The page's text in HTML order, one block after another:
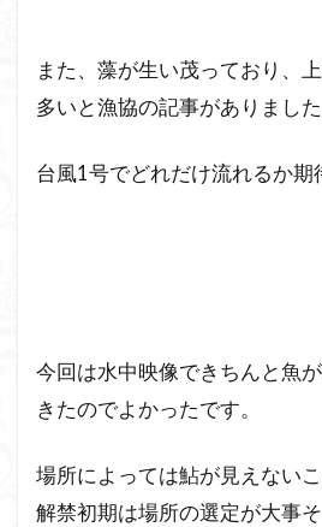
また、藻が生い茂っており、
多いと漁協の記事がありました
台風1号でどれだけ流れるか期
今回は水中映像できちんと魚
きたのでよかったです。
場所によっては鮎が見えないこ
解禁初期は場所の選定が大事そ